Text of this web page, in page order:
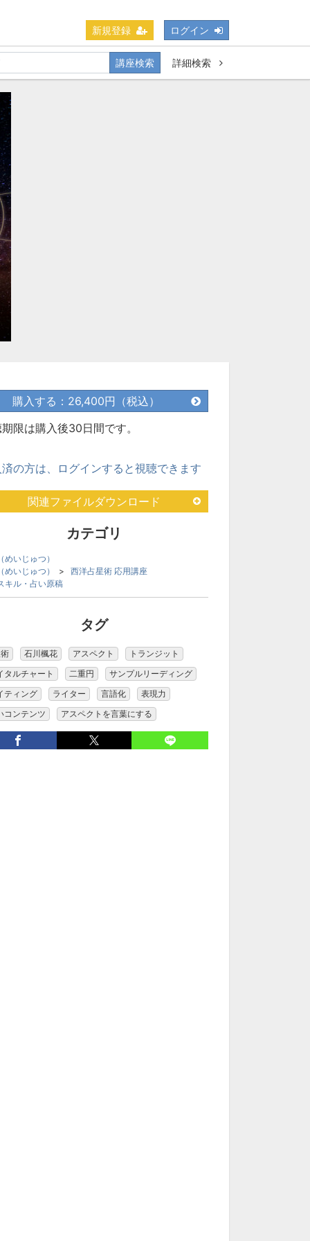
新規登録 ログイン
講座検索 詳細検索
購入する：26,400円（税込）
限は購入後30日間です。
の方は、ログインすると視聴できます
関連ファイルダウンロード
カテゴリ
めいじゅつ）
めいじゅつ）
> 西洋占星術 応用講座
キル・占い原稿
タグ
石川楓花 アスペクト
トランジット
タルチャート
二重円
サンプルリーディング
ティング
ライター 言語化
表現力
コンテンツ
アスペクトを言葉にする